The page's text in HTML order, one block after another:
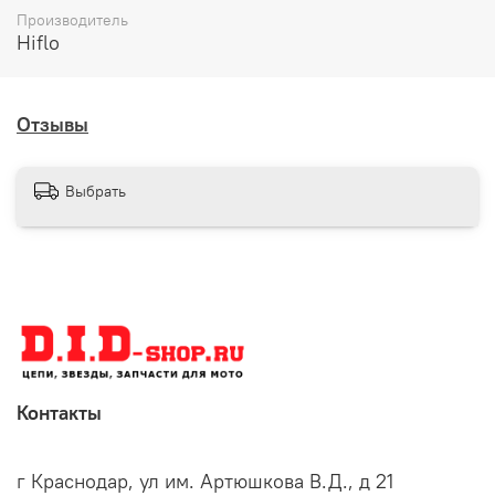
Производитель
Hiflo
Отзывы
Выбрать
Контакты
г Краснодар, ул им. Артюшкова В.Д., д 21